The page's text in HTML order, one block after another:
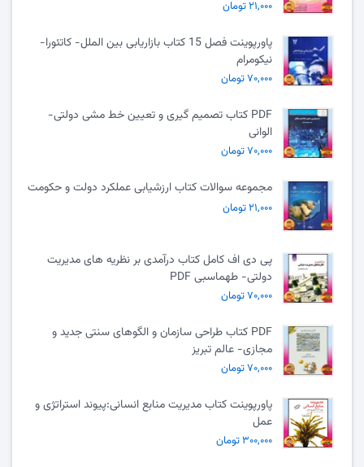
۲۱,۰۰۰ تومان
پاورپوینت فصل 15 کتاب بازاریابی بین الملل- کاتئورا-
نیکومرام
۷۰,۰۰۰ تومان
PDF کتاب تصمیم گیری و تعیین خط مشی دولتی-
الوانی
۷۰,۰۰۰ تومان
مجموعه سوالات کتاب ارزشیابی عملکرد دولت و حکومت
۲۱,۰۰۰ تومان
پی دی اف کامل کتاب درآمدی بر نظریه های مدیریت
دولتی- طهماسبی PDF
۷۰,۰۰۰ تومان
PDF کتاب طراحی سازمان و الگوهای سنتی جدید و
مجازی- عالم تبریز
۷۰,۰۰۰ تومان
پاورپوینت کتاب مدیریت منابع انسانی:پیوند استراتژی و
عمل
۳۰۰,۰۰۰ تومان